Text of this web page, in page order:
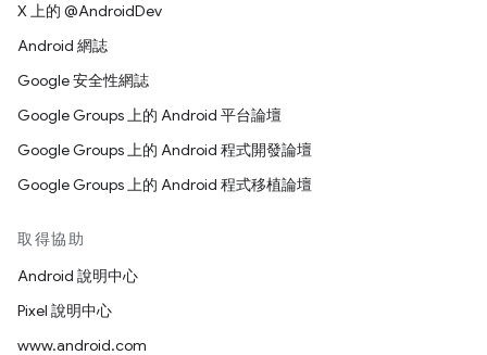
X 上的 @AndroidDev
Android 網誌
Google 安全性網誌
Google Groups 上的 Android 平台論壇
Google Groups 上的 Android 程式開發論壇
Google Groups 上的 Android 程式移植論壇
取得協助
Android 說明中心
Pixel 說明中心
www.android.com